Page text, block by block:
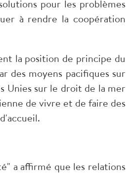
pour les problèmes
à rendre la coopération
la position de principe du
des moyens pacifiques sur
Unies sur le droit de la mer
de vivre et de faire des
a affirmé que les relations